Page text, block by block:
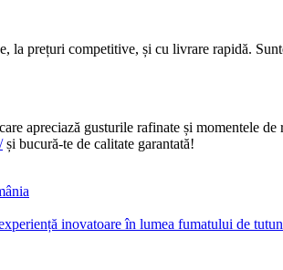
la prețuri competitive, și cu livrare rapidă.
apreciază gusturile rafinate și momentele
și bucură-te de calitate garantată!
inovatoare în lumea fumatului de tutun